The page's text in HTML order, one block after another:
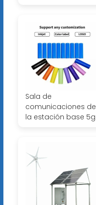
Sala de
comunicaciones de
la estación base 5g